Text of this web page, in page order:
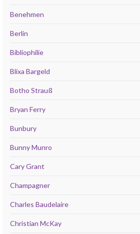
Benehmen
Berlin
Bibliophilie
Blixa Bargeld
Botho Strauß
Bryan Ferry
Bunbury
Bunny Munro
Cary Grant
Champagner
Charles Baudelaire
Christian McKay